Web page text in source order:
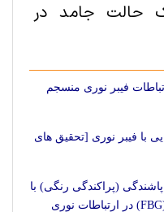
حالت‌ جامد در
فیبر نوری منسجم
با فیبر نوری [تحقیق های
(پراکندگی رنگی) با
استفاده از توری براگ فیبری (FBG) در ارتباطات نوری